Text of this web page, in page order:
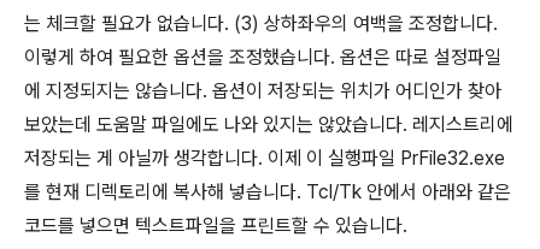
는 체크할 필요가 없습니다. (3) 상하좌우의 여백을 조정합니다.
이렇게 하여 필요한 옵션을 조정했습니다. 옵션은 따로 설정파일
에 지정되지는 않습니다. 옵션이 저장되는 위치가 어디인가 찾아
보았는데 도움말 파일에도 나와 있지는 않았습니다. 레지스트리에
저장되는 게 아닐까 생각합니다. 이제 이 실행파일 PrFile32.exe
를 현재 디렉토리에 복사해 넣습니다. Tcl/Tk 안에서 아래와 같은
코드를 넣으면 텍스트파일을 프린트할 수 있습니다.